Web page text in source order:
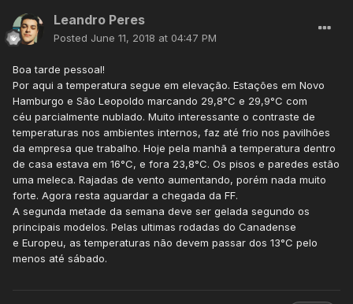
Leandro Peres
Posted June 11, 2018 at 04:47 PM
Boa tarde pessoal!
Por aqui a temperatura segue em elevação. Estações em Novo
Hamburgo e São Leopoldo marcando 29,8°C e 29,9°C com
céu parcialmente nublado. Muito interessante o contraste de
temperaturas nos ambientes internos, faz até frio nos pavilhões
da empresa que trabalho. Hoje pela manhã a temperatura dentro
de casa estava em 16°C, e fora 23,8°C. Os pisos e paredes estão
uma meleca. Rajadas de vento aumentando, porém nada muito
forte. Agora resta aguardar a chegada da FF.
A segunda metade da semana deve ser gelada segundo os
principais modelos. Pelas ultimas rodadas do Canadense
e Europeu, as temperaturas não devem passar dos 13°C pelo
menos até sábado.